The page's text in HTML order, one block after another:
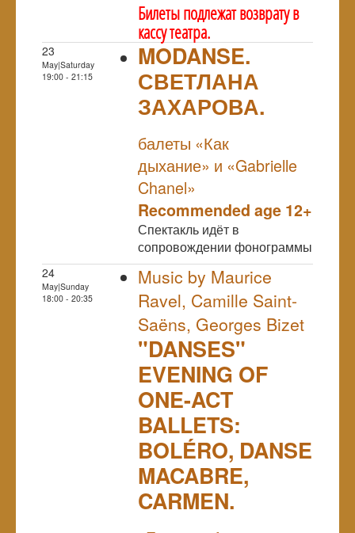
Билеты подлежат возврату в
кассу театра.
23
May|Saturday
19:00 - 21:15
MODANSE.
СВЕТЛАНА
ЗАХАРОВА.
балеты «Как
дыхание» и «Gabrielle
Chanel»
Recommended age 12+
Спектакль идёт в
сопровождении фонограммы
24
May|Sunday
18:00 - 20:35
Music by Maurice
Ravel, Camille Saint-
Saëns, Georges Bizet
"DANSES"
EVENING OF
ONE-ACT
BALLETS:
BOLÉRO, DANSE
MACABRE,
CARMEN.